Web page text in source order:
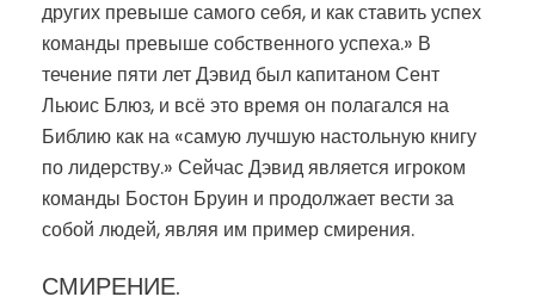
других превыше самого себя, и как ставить успех
команды превыше собственного успеха.» В
течение пяти лет Дэвид был капитаном Сент
Льюис Блюз, и всё это время он полагался на
Библию как на «самую лучшую настольную книгу
по лидерству.» Сейчас Дэвид является игроком
команды Бостон Бруин и продолжает вести за
собой людей, являя им пример смирения.
СМИРЕНИЕ.